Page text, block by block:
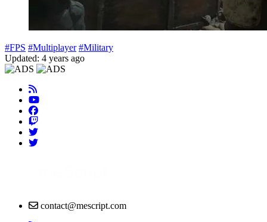
#FPS #Multiplayer #Military
Updated: 4 years ago
contact@mescript.com